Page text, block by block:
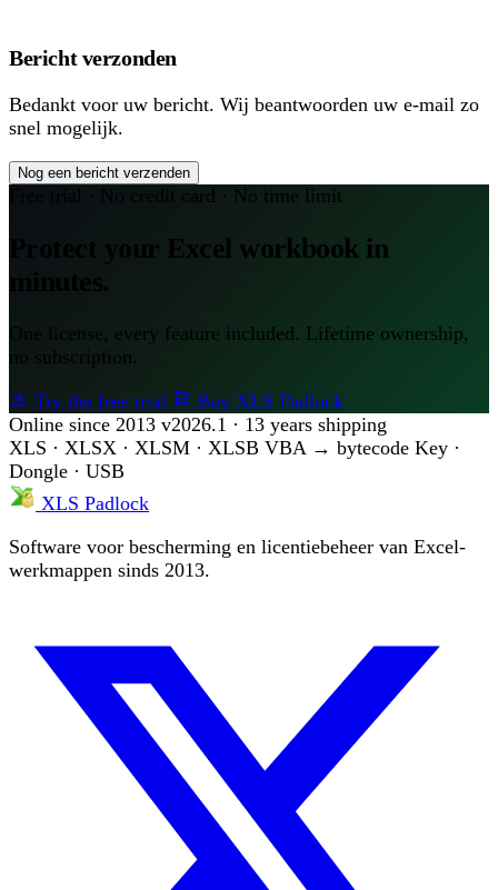
Bericht verzonden
Bedankt voor uw bericht. Wij beantwoorden uw e-mail zo
snel mogelijk.
Nog een bericht verzenden
Free trial · No credit card · No time limit
Protect your Excel workbook in
One license, every feature included. Lifetime ownership,
no subscription.
Try the free trial
Buy XLS Padlock
Online since 2013 v2026.1 · 13 years shipping
XLS · XLSX · XLSM · XLSB VBA → bytecode Key ·
Dongle · USB
XLS Padlock
Software voor bescherming en licentiebeheer van Excel-
werkmappen sinds 2013.